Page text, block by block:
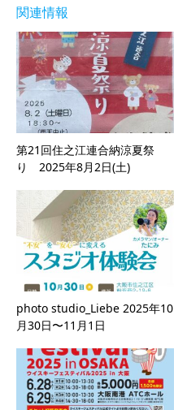
関連情報
第21回住之江連合納涼夏祭
り 2025年8月2日(土)
photo studio_Liebe 2025年10
月30日〜11月1日